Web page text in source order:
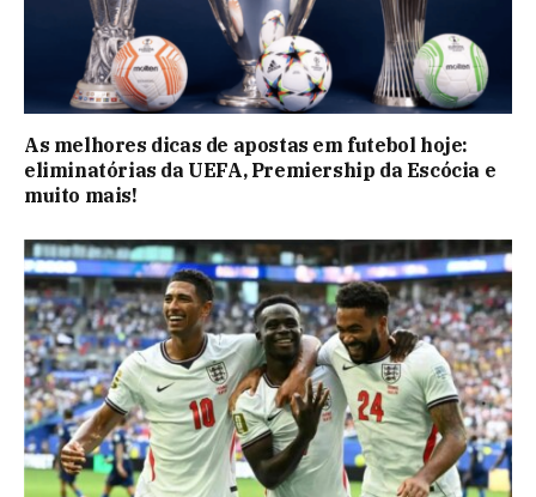
As melhores dicas de apostas em futebol hoje:
eliminatórias da UEFA, Premiership da Escócia e
muito mais!